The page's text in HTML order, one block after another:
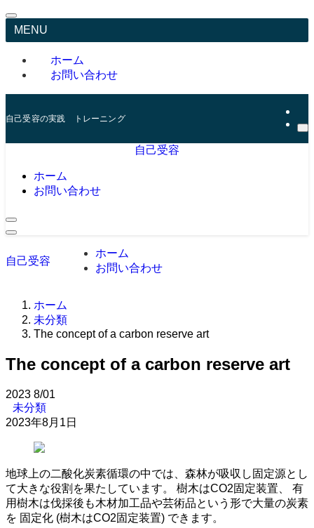
MENU
ホーム
お問い合わせ
自己受容の実践 トレーニング
自己受容
ホーム
お問い合わせ
自己受容
ホーム
お問い合わせ
ホーム
未分類
The concept of a carbon reserve art
The concept of a carbon reserve art
2023 8/01
未分類
2023年8月1日
地球上の二酸化炭素循環の中では、森林が吸収し固定源とし
て大きな役割を果たしています。 樹木はCO2固定装置、 有
用樹木は伐採後も木材加工品や芸術品という形で大量の炭素
を 固定化 (樹木はCO2固定装置) できます。